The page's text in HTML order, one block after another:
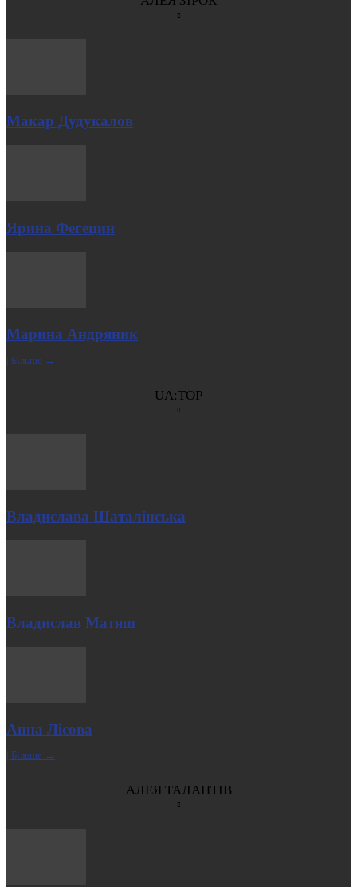
Макар Дудукалов
Ярина Фегецин
Марина Андряник
| Більше →
UA:TOP
Владислава Шаталінська
Владислав Матяш
Анна Лісова
| Більше →
АЛЕЯ ТАЛАНТІВ